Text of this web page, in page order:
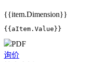
{{item.Dimension}}
{{aItem.Value}}
PDF
询价